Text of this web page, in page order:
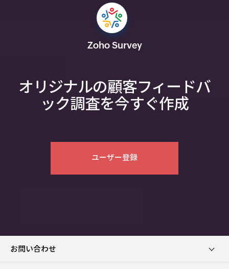
Zoho Survey
オリジナルの顧客フィードバ
ック調査を今すぐ作成
ユーザー登録
お問い合わせ